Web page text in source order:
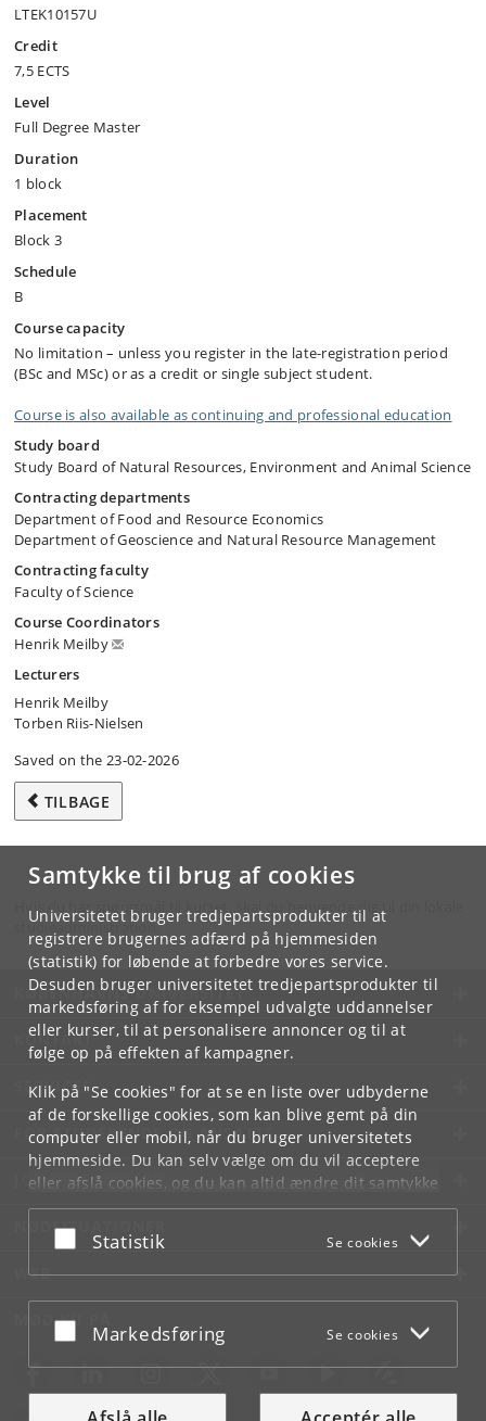
Samtykke til brug af cookies
Universitetet bruger tredjepartsprodukter til at
registrere brugernes adfærd på hjemmesiden
(statistik) for løbende at forbedre vores service.
Desuden bruger universitetet tredjepartsprodukter til
markedsføring af for eksempel udvalgte uddannelser
eller kurser, til at personalisere annoncer og til at
følge op på effekten af kampagner.
Klik på "Se cookies" for at se en liste over udbyderne
af de forskellige cookies, som kan blive gemt på din
computer eller mobil, når du bruger universitetets
hjemmeside. Du kan selv vælge om du vil acceptere
eller afslå cookies, og du kan altid ændre dit samtykke
underCookie- og privatlivspolitiksom du finder i
bunden af hver side.
Acceptér eller afslå
Statistik Se cookies
Acceptér eller afslå
Markedsføring Se cookies
LTEK10157U
Credit
7,5 ECTS
Level
Full Degree Master
Duration
1 block
Placement
Block 3
Schedule
B
Course capacity
No limitation – unless you register in the late-registration period
(BSc and MSc) or as a credit or single subject student.
Course is also available as continuing and professional education
Study board
Study Board of Natural Resources, Environment and Animal Science
Contracting departments
Department of Food and Resource Economics
Department of Geoscience and Natural Resource Management
Contracting faculty
Faculty of Science
Course Coordinators
Henrik Meilby
Lecturers
Henrik Meilby
Torben Riis-Nielsen
Saved on the 23-02-2026
TILBAGE
Hvis du har spørgsmål til kurset, skal du henvende dig til din lokale
studieadministration.
KØBENHAVNS UNIVERSITET
KONTAKT
SERVICES
FOR STUDERENDE OG ANSATTE
JOB OG KARRIERE
NØDSITUATIONER
WEB
MØD KU PÅ